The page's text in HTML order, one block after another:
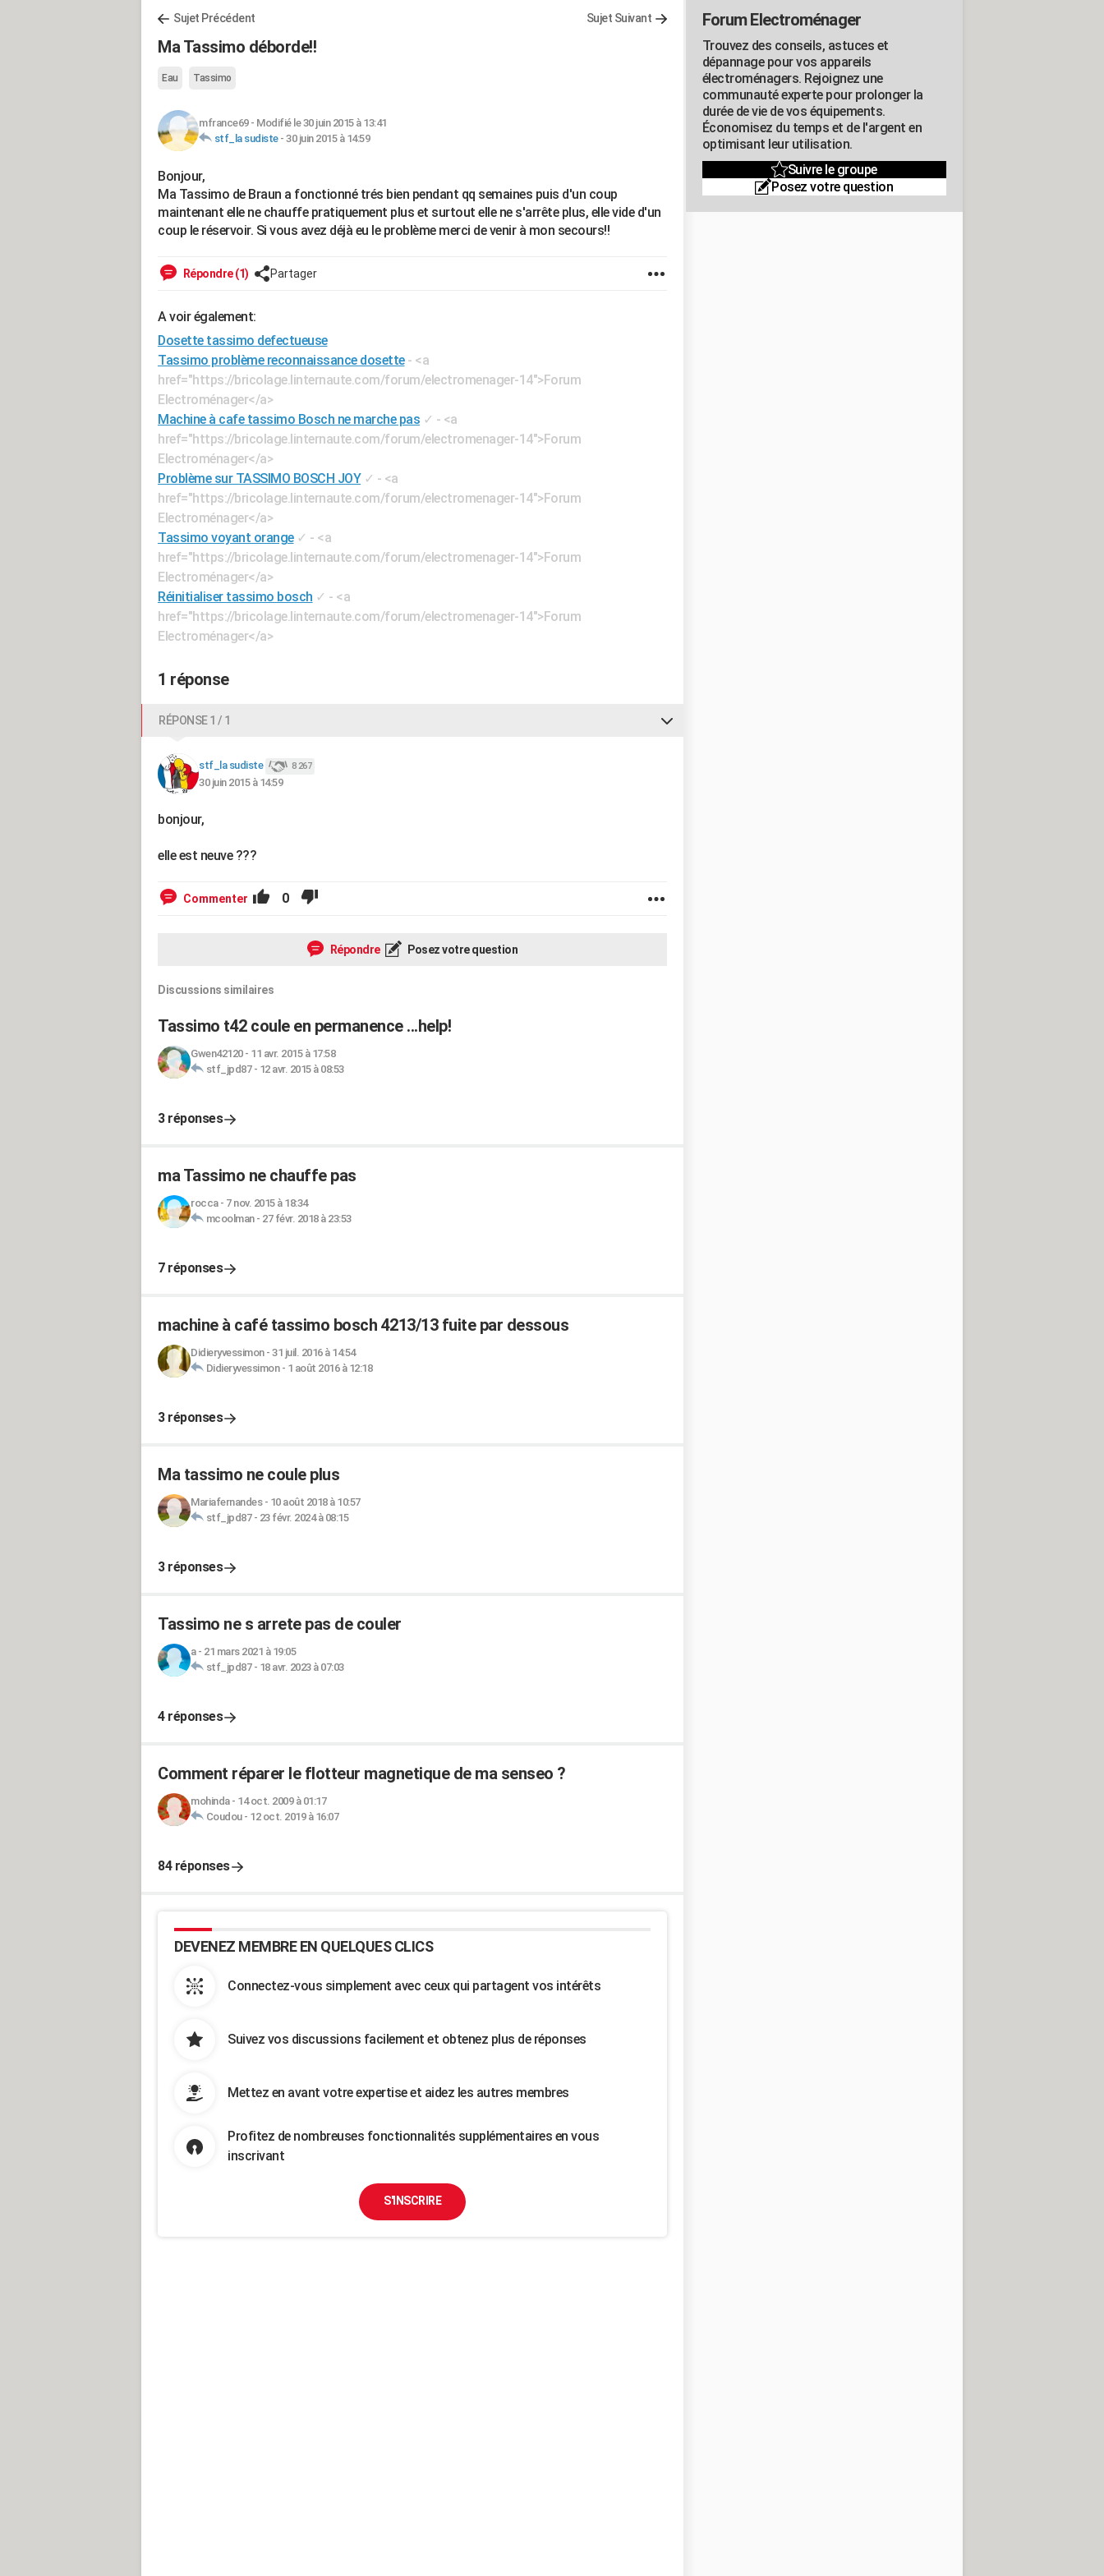
Sujet Précédent Sujet Suivant
Ma Tassimo déborde!!
Eau Tassimo
mfrance69- Modifié le 30 juin 2015 à 13:41
stf_la sudiste- 30 juin 2015 à 14:59
Bonjour,
Ma Tassimo de Braun a fonctionné trés bien pendant qq semaines puis d'un coup
maintenant elle ne chauffe pratiquement plus et surtout elle ne s'arrête plus, elle vide d'un
coup le réservoir. Si vous avez déjà eu le problème merci de venir à mon secours!!
Répondre (1) Partager
A voir également:
Dosette tassimo defectueuse
Tassimo problème reconnaissance dosette - <a
href="https://bricolage.linternaute.com/forum/electromenager-14">Forum
Electroménager</a>
Machine à cafe tassimo Bosch ne marche pas ✓ - <a
href="https://bricolage.linternaute.com/forum/electromenager-14">Forum
Electroménager</a>
Problème sur TASSIMO BOSCH JOY ✓ - <a
href="https://bricolage.linternaute.com/forum/electromenager-14">Forum
Electroménager</a>
Tassimo voyant orange ✓ - <a
href="https://bricolage.linternaute.com/forum/electromenager-14">Forum
Electroménager</a>
Réinitialiser tassimo bosch ✓ - <a
href="https://bricolage.linternaute.com/forum/electromenager-14">Forum
Electroménager</a>
1 réponse
RÉPONSE 1 / 1
stf_la sudiste 8 267
30 juin 2015 à 14:59
bonjour,
elle est neuve ???
Commenter 0
Répondre Posez votre question
Discussions similaires
Tassimo t42 coule en permanence ...help!
Gwen42120- 11 avr. 2015 à 17:58
stf_jpd87- 12 avr. 2015 à 08:53
3 réponses
ma Tassimo ne chauffe pas
rocca- 7 nov. 2015 à 18:34
mcoolman- 27 févr. 2018 à 23:53
7 réponses
machine à café tassimo bosch 4213/13 fuite par dessous
Didieryvessimon- 31 juil. 2016 à 14:54
Didieryvessimon- 1 août 2016 à 12:18
3 réponses
Ma tassimo ne coule plus
Mariafernandes- 10 août 2018 à 10:57
stf_jpd87- 23 févr. 2024 à 08:15
3 réponses
Tassimo ne s arrete pas de couler
a- 21 mars 2021 à 19:05
stf_jpd87- 18 avr. 2023 à 07:03
4 réponses
Comment réparer le flotteur magnetique de ma senseo ?
mohinda- 14 oct. 2009 à 01:17
Coudou- 12 oct. 2019 à 16:07
84 réponses
DEVENEZ MEMBRE EN QUELQUES CLICS
Connectez-vous simplement avec ceux qui partagent vos intérêts
Suivez vos discussions facilement et obtenez plus de réponses
Mettez en avant votre expertise et aidez les autres membres
Profitez de nombreuses fonctionnalités supplémentaires en vous
inscrivant
S'INSCRIRE
Forum Electroménager
Trouvez des conseils, astuces et
dépannage pour vos appareils
électroménagers. Rejoignez une
communauté experte pour prolonger la
durée de vie de vos équipements.
Économisez du temps et de l'argent en
optimisant leur utilisation.
Suivre le groupe
Posez votre question